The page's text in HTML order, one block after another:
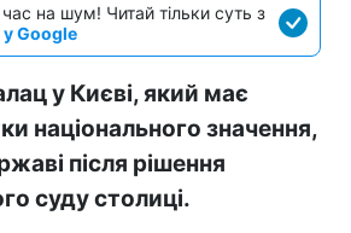
на шум! Читай тільки суть з
у Google
у Києві, який має
національного значення,
після рішення
суду столиці.